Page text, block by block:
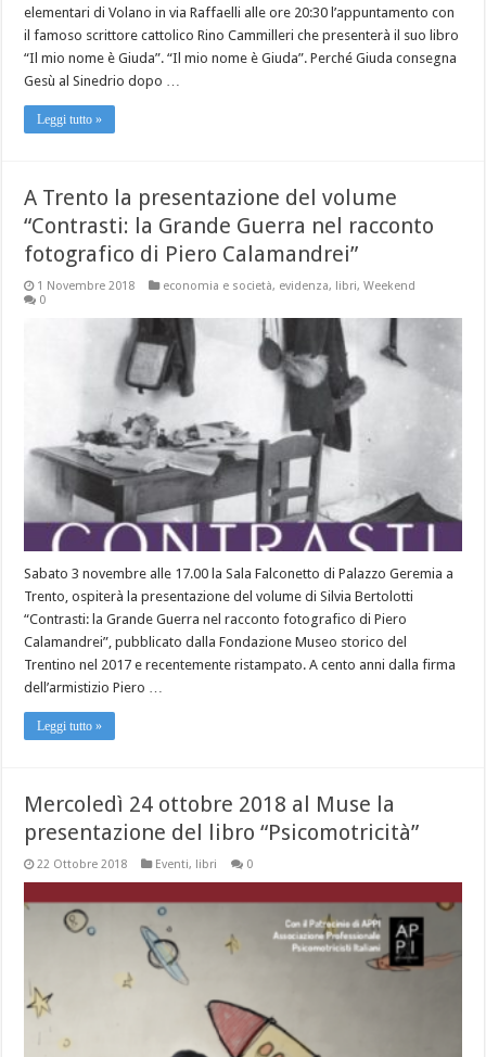
elementari di Volano in via Raffaelli alle ore 20:30 l’appuntamento con
il famoso scrittore cattolico Rino Cammilleri che presenterà il suo libro
“Il mio nome è Giuda”. “Il mio nome è Giuda”. Perché Giuda consegna
Gesù al Sinedrio dopo …
Leggi tutto »
A Trento la presentazione del volume
“Contrasti: la Grande Guerra nel racconto
fotografico di Piero Calamandrei”
1 Novembre 2018 economia e società, evidenza, libri,Weekend
0
Sabato 3 novembre alle 17.00 la Sala Falconetto di Palazzo Geremia a
Trento, ospiterà la presentazione del volume di Silvia Bertolotti
“Contrasti: la Grande Guerra nel racconto fotografico di Piero
Calamandrei”, pubblicato dalla Fondazione Museo storico del
Trentino nel 2017 e recentemente ristampato. A cento anni dalla firma
dell’armistizio Piero …
Leggi tutto »
Mercoledì 24 ottobre 2018 al Muse la
presentazione del libro “Psicomotricità”
22 Ottobre 2018 Eventi, libri 0